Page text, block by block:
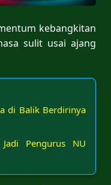
kebangkitan
sulit usai ajang
di Balik Berdirinya
Pengurus NU